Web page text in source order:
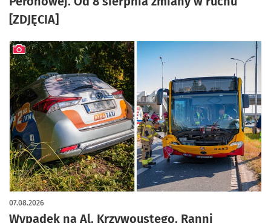
[ZDJĘCIA]
Wypadek na Al. Krzywoustego. Ranni
07.08.2026
artykuł z galerią zdjęć